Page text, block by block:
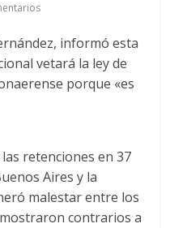
informó esta
vetará la ley de
porque «es
retenciones en 37
Aires y la
malestar entre los
contrarios a